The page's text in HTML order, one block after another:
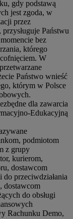
gdy podstawą
jest zgoda, w
przez
Państwu
bez
którego
W
Państwo wnieść
którym w Polsce
dla zawarcia
Edukacyjną
podmiotom
z grupy
kurierom,
dostawcom
przeciwdziałania
dostawcom
do obsługi
Rachunku Demo,